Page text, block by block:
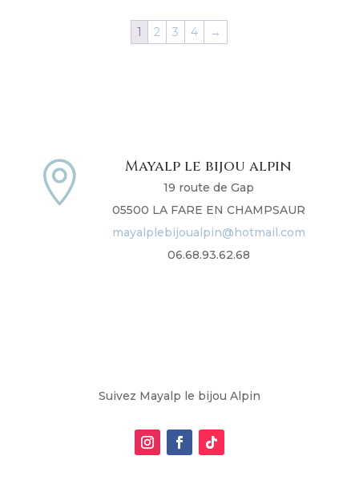
1 2 3 4 →
 Mayalp le bijou alpin
19 route de Gap
05500 LA FARE EN CHAMPSAUR
mayalplebijoualpin@hotmail.com
06.68.93.62.68
Suivez Mayalp le bijou Alpin